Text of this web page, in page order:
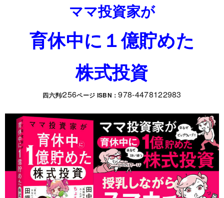
ママ投資家が
育休中に１億貯めた
株式投資
四六判/256ページ ISBN：978-4478122983